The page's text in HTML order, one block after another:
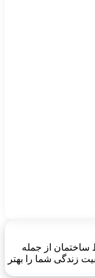
ساختمان از جمله
زندگی شما را بهتر